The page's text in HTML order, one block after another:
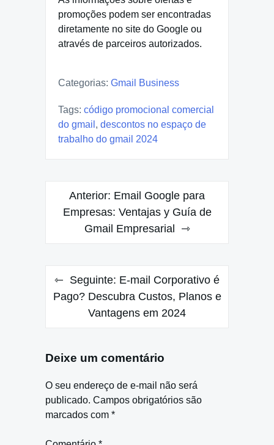
promoções podem ser encontradas
diretamente no site do Google ou
através de parceiros autorizados.
Categorias: Gmail Business
Tags: código promocional comercial
do gmail , descontos no espaço de
trabalho do gmail 2024
Navegação
Anterior: Email Google para
Empresas: Ventajas y Guía de
Gmail Empresarial
Seguinte: E-mail Corporativo é
Pago? Descubra Custos, Planos e
Vantagens em 2024
Deixe um comentário
O seu endereço de e-mail não será
publicado. Campos obrigatórios são
marcados com *